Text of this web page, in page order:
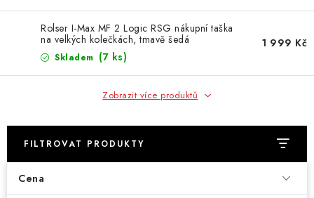
Rolser I-Max MF 2 Logic RSG nákupní taška
na velkých kolečkách, tmavě šedá
Skladem (7 ks)
1 999 Kč
Zobrazit více produktů
FILTROVAT PRODUKTY
Cena